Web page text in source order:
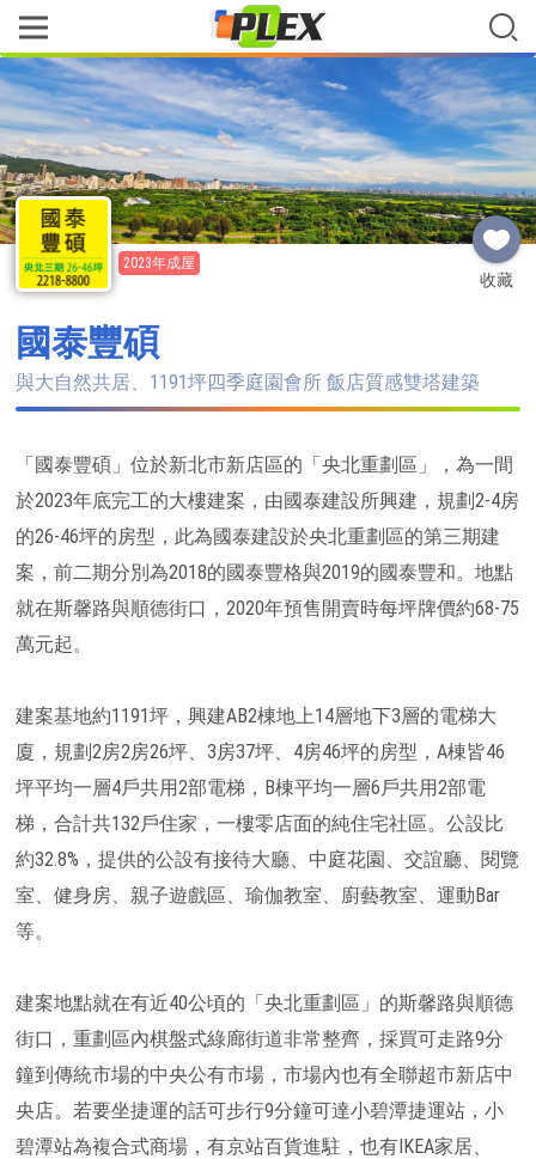
收藏
2023年成屋
國泰豐碩
與大自然共居、1191坪四季庭園會所 飯店質感雙塔建築
「國泰豐碩」位於新北市新店區的「央北重劃區」，為一間
於2023年底完工的大樓建案，由國泰建設所興建，規劃2-4房
的26-46坪的房型，此為國泰建設於央北重劃區的第三期建
案，前二期分別為2018的國泰豐格與2019的國泰豐和。地點
就在斯馨路與順德街口，2020年預售開賣時每坪牌價約68-75
萬元起。
建案基地約1191坪，興建AB2棟地上14層地下3層的電梯大
廈，規劃2房2房26坪、3房37坪、4房46坪的房型，A棟皆46
坪平均一層4戶共用2部電梯，B棟平均一層6戶共用2部電
梯，合計共132戶住家，一樓零店面的純住宅社區。公設比
約32.8%，提供的公設有接待大廳、中庭花園、交誼廳、閱覽
室、健身房、親子遊戲區、瑜伽教室、廚藝教室、運動Bar
等。
建案地點就在有近40公頃的「央北重劃區」的斯馨路與順德
街口，重劃區內棋盤式綠廊街道非常整齊，採買可走路9分
鐘到傳統市場的中央公有市場，市場內也有全聯超市新店中
央店。若要坐捷運的話可步行9分鐘可達小碧潭捷運站，小
碧潭站為複合式商場，有京站百貨進駐，也有IKEA家居、